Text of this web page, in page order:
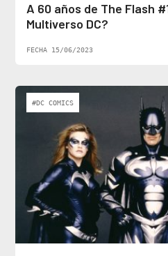
A 60 años de The Flash
Multiverso DC?
FECHA 15/06/2023
#DC COMICS